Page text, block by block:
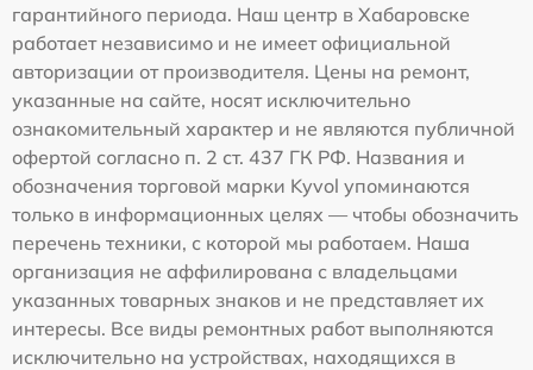
гарантийного периода. Наш центр в Хабаровске
работает независимо и не имеет официальной
авторизации от производителя. Цены на ремонт,
указанные на сайте, носят исключительно
ознакомительный характер и не являются публичной
офертой согласно п. 2 ст. 437 ГК РФ. Названия и
обозначения торговой марки Kyvol упоминаются
только в информационных целях — чтобы обозначить
перечень техники, с которой мы работаем. Наша
организация не аффилирована с владельцами
указанных товарных знаков и не представляет их
интересы. Все виды ремонтных работ выполняются
исключительно на устройствах, находящихся в